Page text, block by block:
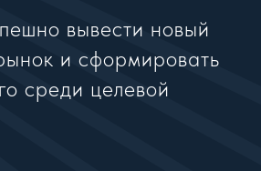
вывести новый
и сформировать
среди целевой